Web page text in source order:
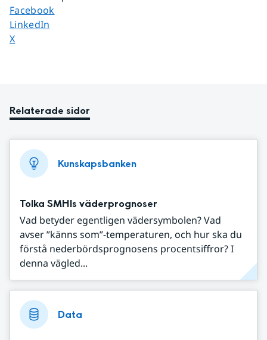
Dela sidan på
Facebook
Dela sidan på
LinkedIn
Dela sidan på
X
Relaterade sidor
Kunskapsbanken
Tolka SMHIs väderprognoser
Vad betyder egentligen vädersymbolen? Vad
avser ”känns som”-temperaturen, och hur ska du
förstå nederbördsprognosens procentsiffror? I
denna vägled...
Data